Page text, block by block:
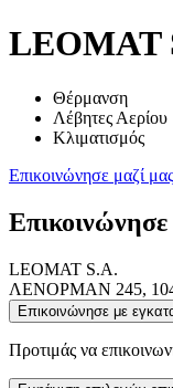
LEOMAT
Θέρμανση
Λέβητες Αερίου
Κλιματισμός
Επικοινώνησε μαζί μας
Επικοινώνησε
LEOMAT S.A.
ΛΕΝΟΡΜΑΝ 245,
Επικοινώνησε με
Προτιμάς να